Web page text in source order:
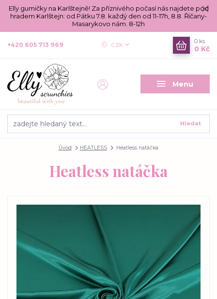
Elly gumičky na Karlštejně! Za příznivého počasí nás najdete pod
hradem Karlštejn: od Pátku 7.8. každý den od 11-17h, 8.8. Říčany-
Masarykovo nám. 8-12h
Menu
CZK
Hledat
+420 605 713 969
0 ks
0 Kč
Úvod HEATLESS Heatless natáčka
Heatless natáčka